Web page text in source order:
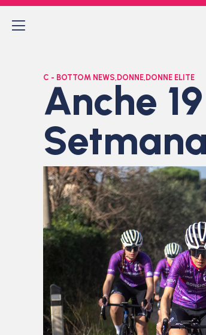
C - BOTTOM NEWS, DONNE, DONNE ELITE
Anche